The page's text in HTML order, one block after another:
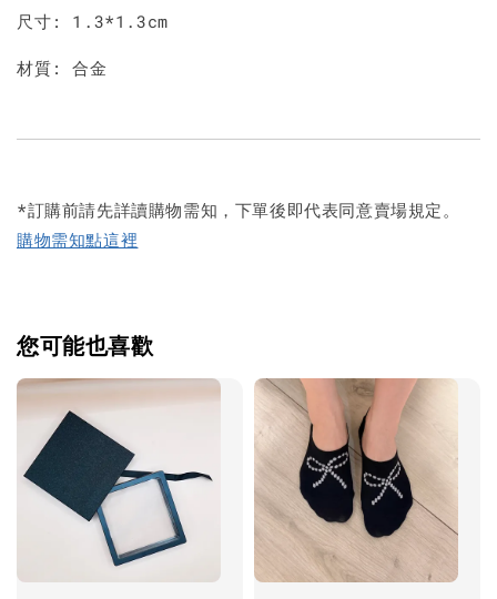
尺寸: 1.3*1.3cm
材質: 合金
*訂購前請先詳讀購物需知，下單後即代表同意賣場規定。
購物需知點這裡
您可能也喜歡